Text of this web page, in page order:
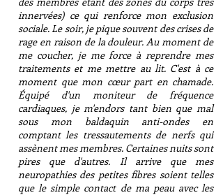
innervées) ce qui renforce mon exclusion
sociale. Le soir, je pique souvent des crises de
rage en raison de la douleur. Au moment de
me coucher, je me force à reprendre mes
traitements et me mettre au lit. C'est à ce
moment que mon cœur part en chamade.
Équipé d'un moniteur de fréquence
cardiaques, je m'endors tant bien que mal
sous mon baldaquin anti-ondes en
comptant les tressautements de nerfs qui
assènent mes membres. Certaines nuits sont
pires que d'autres. Il arrive que mes
neuropathies des petites fibres soient telles
que le simple contact de ma peau avec les